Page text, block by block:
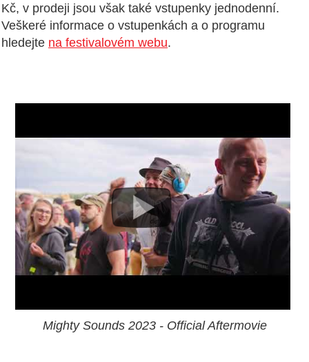
Kč, v prodeji jsou však také vstupenky jednodenní.
Veškeré informace o vstupenkách a o programu
hledejte na festivalovém webu.
Mighty Sounds 2023 - Official Aftermovie